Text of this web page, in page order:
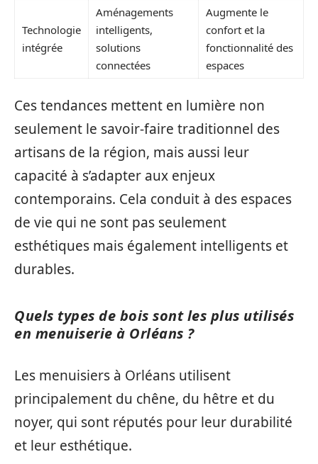
Technologie
intégrée
Aménagements
intelligents,
solutions
connectées
Augmente le
confort et la
fonctionnalité des
espaces
Ces tendances mettent en lumière non
seulement le savoir-faire traditionnel des
artisans de la région, mais aussi leur
capacité à s’adapter aux enjeux
contemporains. Cela conduit à des espaces
de vie qui ne sont pas seulement
esthétiques mais également intelligents et
durables.
Quels types de bois sont les plus utilisés
en menuiserie à Orléans ?
Les menuisiers à Orléans utilisent
principalement du chêne, du hêtre et du
noyer, qui sont réputés pour leur durabilité
et leur esthétique.